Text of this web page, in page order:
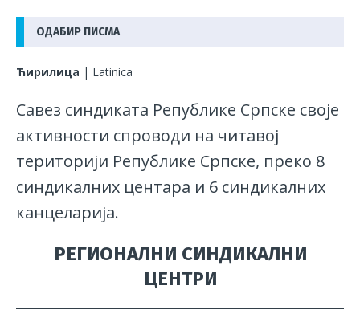
ОДАБИР ПИСМА
Ћирилица | Latinica
Савез синдиката Републике Српске своје
активности спроводи на читавој
територији Републике Српске, преко 8
синдикалних центара и 6 синдикалних
канцеларија.
РЕГИОНАЛНИ СИНДИКАЛНИ
ЦЕНТРИ